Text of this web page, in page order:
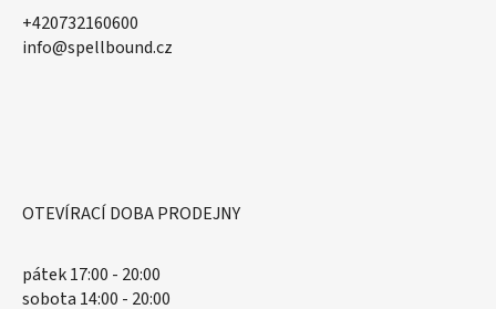
+420732160600
​info@spellbound.cz
OTEVÍRACÍ DOBA PRODEJNY
pátek 17:00 - 20:00
sobota 14:00 - 20:00